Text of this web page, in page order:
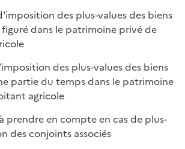
des plus-values des biens
dans le patrimoine privé de
des plus-values des biens
partie du temps dans le patrimoine
agricole
prendre en compte en cas de plus-
des conjoints associés